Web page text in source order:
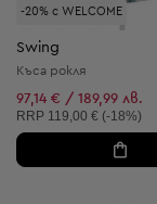
-20% с WELCOME
Swing
Къса рокля
97,14 € / 189,99 лв.
Препоръчителна цена:
RRP 119,00 € (-18%)